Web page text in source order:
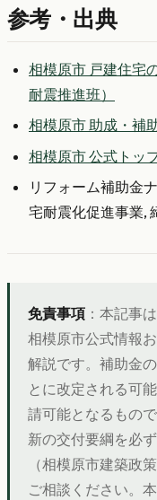
参考・出典
相模原市 戸建住宅
耐震推進班）
相模原市 助成・補
相模原市 公式トッ
リフォーム補助金
宅耐震化促進事業,
免責事項 ：本記事
相模原市公式情報
解説です。補助金
とに改定される可
請可能となるもの
新の交付要綱を必
（相模原市建築政
ご相談ください。